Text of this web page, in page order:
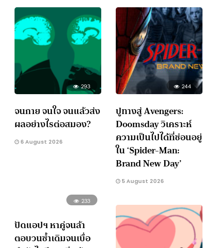
293
จนกาย จนใจ จนแล้วส่ง
ผลอย่างไรต่อสมอง?
6 August 2026
244
ปูทางสู่ Avengers:
Doomsday วิเคราะห์
ความเป็นไปได้ที่ซ่อนอยู่
ใน ‘Spider-Man:
Brand New Day’
5 August 2026
233
ปัดแอปฯ หาคู่จนล้า
ตอบวนซ้ำเดิมจนเบื่อ